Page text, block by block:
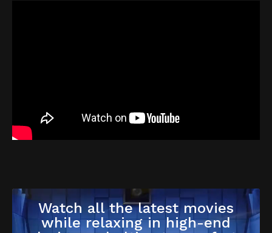
Watch all the latest movies
while relaxing in high-end